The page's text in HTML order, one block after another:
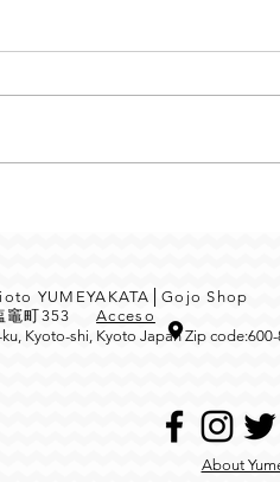
YUMEYAKATA│Gojo Shop
塩竈町353Acceso
Kyoto-shi, Kyoto Japan Zip
About